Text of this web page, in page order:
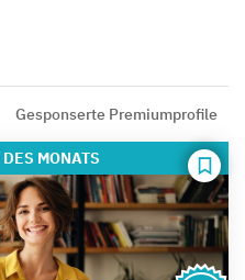
Gesponserte Premiumprofile
DES MONATS